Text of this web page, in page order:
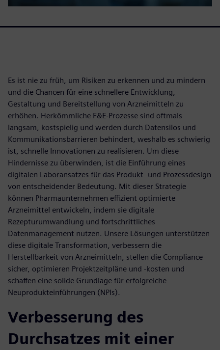
Es ist nie zu früh, um Risiken zu erkennen und zu mindern
und die Chancen für eine schnellere Entwicklung,
Gestaltung und Bereitstellung von Arzneimitteln zu
erhöhen. Herkömmliche F&E-Prozesse sind oftmals
langsam, kostspielig und werden durch Datensilos und
Kommunikationsbarrieren behindert, weshalb es schwierig
ist, schnelle Innovationen zu realisieren. Um diese
Hindernisse zu überwinden, ist die Einführung eines
digitalen Laboransatzes für das Produkt- und Prozessdesign
von entscheidender Bedeutung. Mit dieser Strategie
können Pharmaunternehmen effizient optimierte
Arzneimittel entwickeln, indem sie digitale
Rezepturumwandlung und fortschrittliches
Datenmanagement nutzen. Unsere Lösungen unterstützen
diese digitale Transformation, verbessern die
Herstellbarkeit von Arzneimitteln, stellen die Compliance
sicher, optimieren Projektzeitpläne und -kosten und
schaffen eine solide Grundlage für erfolgreiche
Neuprodukteinführungen (NPIs).
Verbesserung des
Durchsatzes mit einer